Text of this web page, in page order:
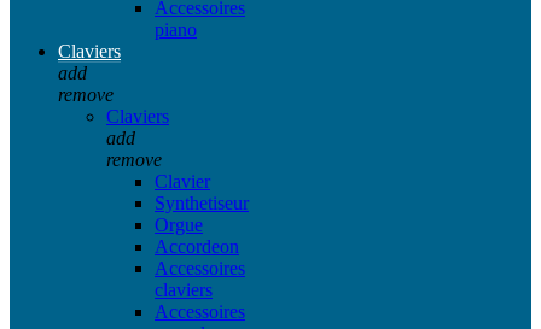
Accessoires
piano
Claviers
add
remove
Claviers
add
remove
Clavier
Synthetiseur
Orgue
Accordeon
Accessoires
claviers
Accessoires